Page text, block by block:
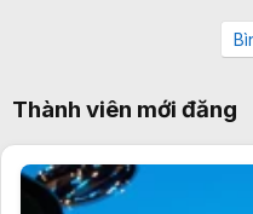
Thành viên mới đăng